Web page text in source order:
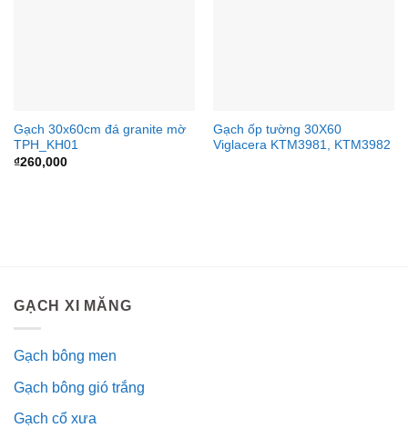
Gạch 30x60cm đá granite mờ
TPH_KH01
₫260,000
Gạch ốp tường 30X60
Viglacera KTM3981, KTM3982
GẠCH XI MĂNG
Gạch bông men
Gạch bông gió trắng
Gạch cổ xưa